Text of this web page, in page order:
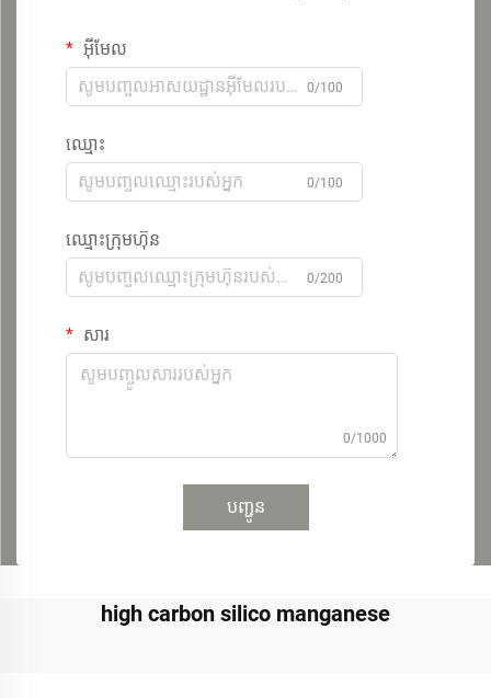
អ៊ីមែល
0/100
ឈ្មោះ
0/100
ឈ្មោះក្រុមហ៊ុន
0/200
សារ
0/1000
បញ្ជូន
high carbon silico manganese